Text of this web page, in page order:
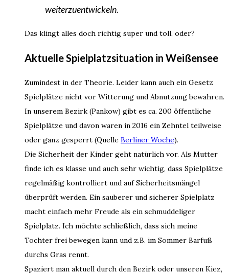
weiterzuentwickeln.
Das klingt alles doch richtig super und toll, oder?
Aktuelle Spielplatzsituation in Weißensee
Zumindest in der Theorie. Leider kann auch ein Gesetz
Spielplätze nicht vor Witterung und Abnutzung bewahren.
In unserem Bezirk (Pankow) gibt es ca. 200 öffentliche
Spielplätze und davon waren in 2016 ein Zehntel teilweise
oder ganz gesperrt (Quelle Berliner Woche).
Die Sicherheit der Kinder geht natürlich vor. Als Mutter
finde ich es klasse und auch sehr wichtig, dass Spielplätze
regelmäßig kontrolliert und auf Sicherheitsmängel
überprüft werden. Ein sauberer und sicherer Spielplatz
macht einfach mehr Freude als ein schmuddeliger
Spielplatz. Ich möchte schließlich, dass sich meine
Tochter frei bewegen kann und z.B. im Sommer Barfuß
durchs Gras rennt.
Spaziert man aktuell durch den Bezirk oder unseren Kiez,